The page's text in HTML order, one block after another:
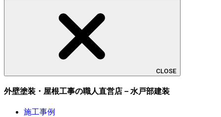
CLOSE
外壁塗装・屋根工事の職人直営店－水戸部建装
施工事例